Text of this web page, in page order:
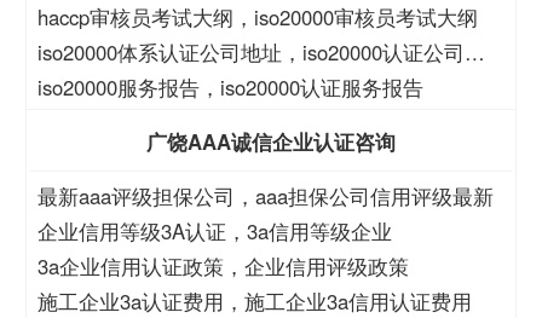
haccp审核员考试大纲，iso20000审核员考试大纲
iso20000体系认证公司地址，iso20000认证公司地
址
iso20000服务报告，iso20000认证服务报告
广饶AAA诚信企业认证咨询
最新aaa评级担保公司，aaa担保公司信用评级最新
企业信用等级3A认证，3a信用等级企业
3a企业信用认证政策，企业信用评级政策
施工企业3a认证费用，施工企业3a信用认证费用